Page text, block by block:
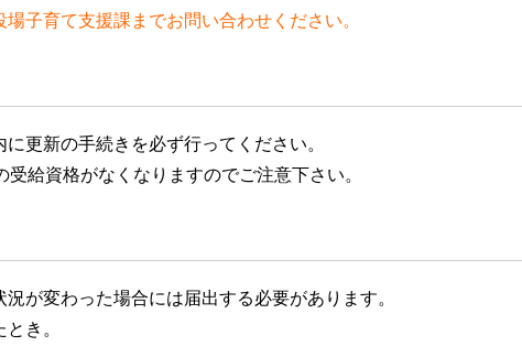
子育て支援課までお問い合わせください。
更新の手続きを必ず行ってください。
給資格がなくなりますのでご注意下さい。
が変わった場合には届出する必要があります。
き。